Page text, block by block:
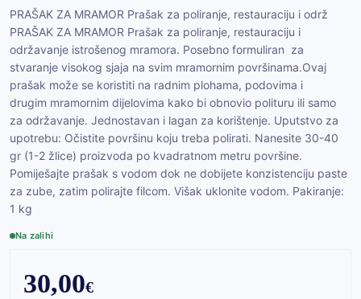
PRAŠAK ZA MRAMOR Prašak za poliranje, restauraciju i održ
PRAŠAK ZA MRAMOR Prašak za poliranje, restauraciju i
održavanje istrošenog mramora. Posebno formuliran za
stvaranje visokog sjaja na svim mramornim površinama.Ovaj
prašak može se koristiti na radnim plohama, podovima i
drugim mramornim dijelovima kako bi obnovio polituru ili samo
za održavanje. Jednostavan i lagan za korištenje. Uputstvo za
upotrebu: Očistite površinu koju treba polirati. Nanesite 30-40
gr (1-2 žlice) proizvoda po kvadratnom metru površine.
Pomiješajte prašak s vodom dok ne dobijete konzistenciju paste
za zube, zatim polirajte filcom. Višak uklonite vodom. Pakiranje:
1 kg
Na zalihi
30,00€